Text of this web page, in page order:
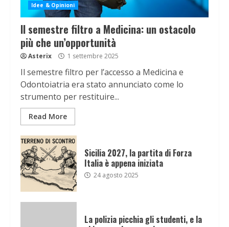
Idee & Opinioni
Il semestre filtro a Medicina: un ostacolo
più che un’opportunità
Asterix 1 settembre 2025
Il semestre filtro per l’accesso a Medicina e
Odontoiatria era stato annunciato come lo
strumento per restituire...
Read More
Sicilia 2027, la partita di Forza
Italia è appena iniziata
24 agosto 2025
La polizia picchia gli studenti, e la